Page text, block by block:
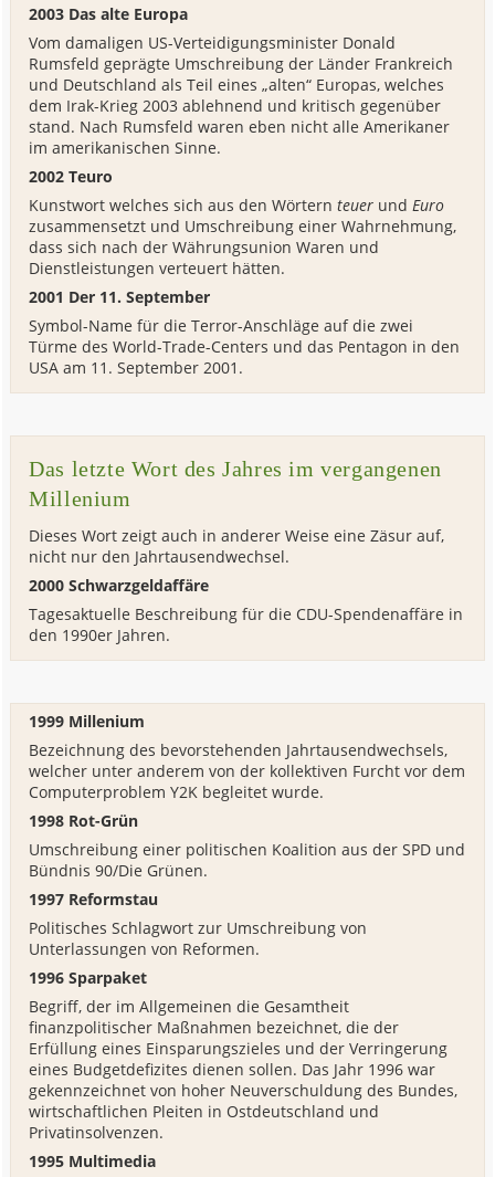
2003 Das alte Europa
Vom damaligen US-Verteidigungsminister Donald
Rumsfeld geprägte Umschreibung der Länder Frankreich
und Deutschland als Teil eines „alten“ Europas, welches
dem Irak-Krieg 2003 ablehnend und kritisch gegenüber
stand. Nach Rumsfeld waren eben nicht alle Amerikaner
im amerikanischen Sinne.
2002 Teuro
Kunstwort welches sich aus den Wörternteuer und Euro
zusammensetzt und Umschreibung einer Wahrnehmung,
dass sich nach der Währungsunion Waren und
Dienstleistungen verteuert hätten.
2001 Der 11. September
Symbol-Name für die Terror-Anschläge auf die zwei
Türme des World-Trade-Centers und das Pentagon in den
USA am 11. September 2001.
Das letzte Wort des Jahres im vergangenen
Millenium
Dieses Wort zeigt auch in anderer Weise eine Zäsur auf,
nicht nur den Jahrtausendwechsel.
2000 Schwarzgeldaffäre
Tagesaktuelle Beschreibung für die CDU-Spendenaffäre in
den 1990er Jahren.
1999 Millenium
Bezeichnung des bevorstehenden Jahrtausendwechsels,
welcher unter anderem von der kollektiven Furcht vor dem
Computerproblem Y2K begleitet wurde.
1998 Rot-Grün
Umschreibung einer politischen Koalition aus der SPD und
Bündnis 90/Die Grünen.
1997 Reformstau
Politisches Schlagwort zur Umschreibung von
Unterlassungen von Reformen.
1996 Sparpaket
Begriff, der im Allgemeinen die Gesamtheit
finanzpolitischer Maßnahmen bezeichnet, die der
Erfüllung eines Einsparungszieles und der Verringerung
eines Budgetdefizites dienen sollen. Das Jahr 1996 war
gekennzeichnet von hoher Neuverschuldung des Bundes,
wirtschaftlichen Pleiten in Ostdeutschland und
Privatinsolvenzen.
1995 Multimedia